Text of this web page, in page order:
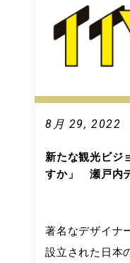
8月 29, 2022
新たな観光ビジ
すか」 瀬戸内
著名なデザイナ
設立された日本